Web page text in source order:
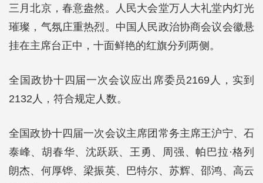
三月北京，春意盎然。人民大会堂万人大礼堂内灯光
璀璨，气氛庄重热烈。中国人民政治协商会议会徽悬
挂在主席台正中，十面鲜艳的红旗分列两侧。
全国政协十四届一次会议应出席委员2169人，实到
2132人，符合规定人数。
全国政协十四届一次会议主席团常务主席王沪宁、石
泰峰、胡春华、沈跃跃、王勇、周强、帕巴拉·格列
朗杰、何厚铧、梁振英、巴特尔、苏辉、邵鸿、高云